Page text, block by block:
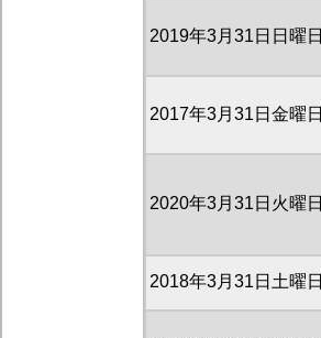
2019年3月31日日曜日
2017年3月31日金曜日
2020年3月31日火曜日
2018年3月31日土曜日